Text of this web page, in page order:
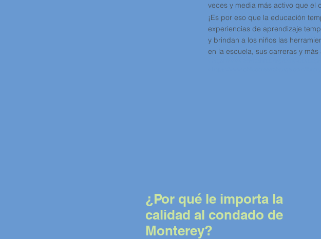
¿Por qué le importa la
calidad al condado de
Monterey?
veces y media más activo que el
¡Es por eso que la educación
experiencias de aprendizaje
y brindan a los niños las
en la escuela, sus carreras y más